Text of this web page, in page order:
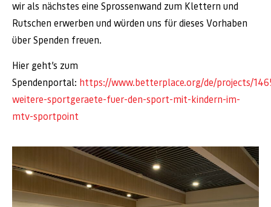
wir als nächstes eine Sprossenwand zum Klettern und
Rutschen erwerben und würden uns für dieses Vorhaben
über Spenden freuen.
Hier geht’s zum
Spendenportal: https://www.betterplace.org/de/projects/
weitere-sportgeraete-fuer-den-sport-mit-kindern-im-
mtv-sportpoint